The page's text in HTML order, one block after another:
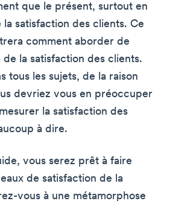
que le présent, surtout en
satisfaction des clients. Ce
comment aborder de
la satisfaction des clients.
tous les sujets, de la raison
devriez vous en préoccuper
la satisfaction des
à dire.
vous serez prêt à faire
de satisfaction de la
vous à une métamorphose